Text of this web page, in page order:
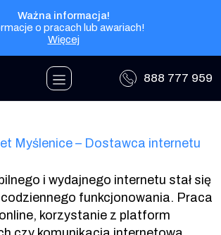
Ważna informacja!
o pracach lub awariach!
Więcej
888 777 959
Myślenice – Dostawca internetu
i wydajnego internetu stał się
funkcjonowania. Praca
korzystanie z platform